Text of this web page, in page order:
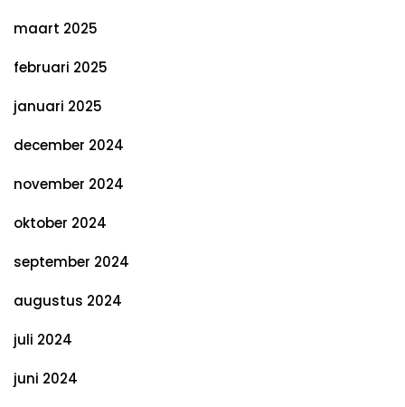
maart 2025
februari 2025
januari 2025
december 2024
november 2024
oktober 2024
september 2024
augustus 2024
juli 2024
juni 2024